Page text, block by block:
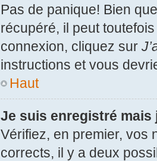
Pas de panique! Bien
récupéré, il peut
connexion, cliquez sur
instructions et vous
Haut
Je suis enregistré mais
Vérifiez, en premier, vos
corrects, il y a deux